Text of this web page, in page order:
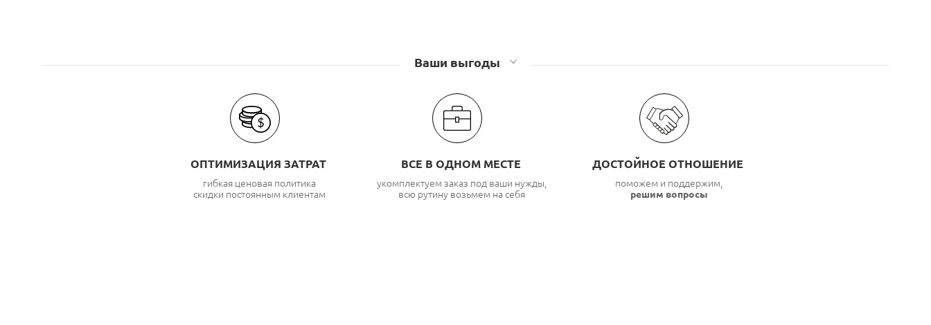
Ваши выгоды
ОПТИМИЗАЦИЯ ЗАТРАТ
гибкая ценовая политика
скидки постоянным клиентам
ВСЕ В ОДНОМ МЕСТЕ
укомплектуем заказ под ваши нужды,
всю рутину возьмем на себя
ДОСТОЙНОЕ ОТНОШЕНИЕ
поможем и поддержим,
решим вопросы